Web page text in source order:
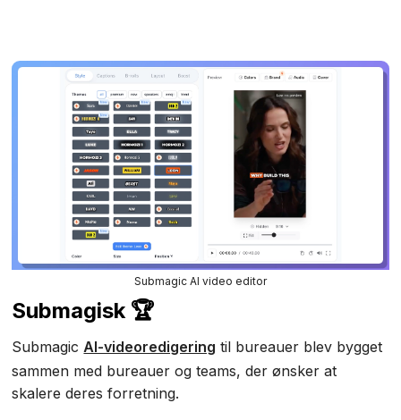
Submagic AI video editor
Submagisk 🏆
SubmagicAI-videoredigering til bureauer blev bygget
sammen med bureauer og teams, der ønsker at
skalere deres forretning.